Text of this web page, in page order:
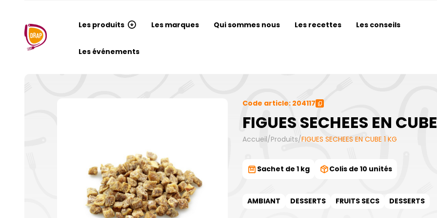
Les produits Les marques Qui sommes nous Les recettes Les conseils
Les événements
Code article: 204117
FIGUES SECHEES EN
Accueil/Produits/FIGUES SECHEES EN CUBE 1 KG
Sachet de 1 kg Colis de 10 unités
AMBIANT DESSERTS FRUITS SECS DESSERTS